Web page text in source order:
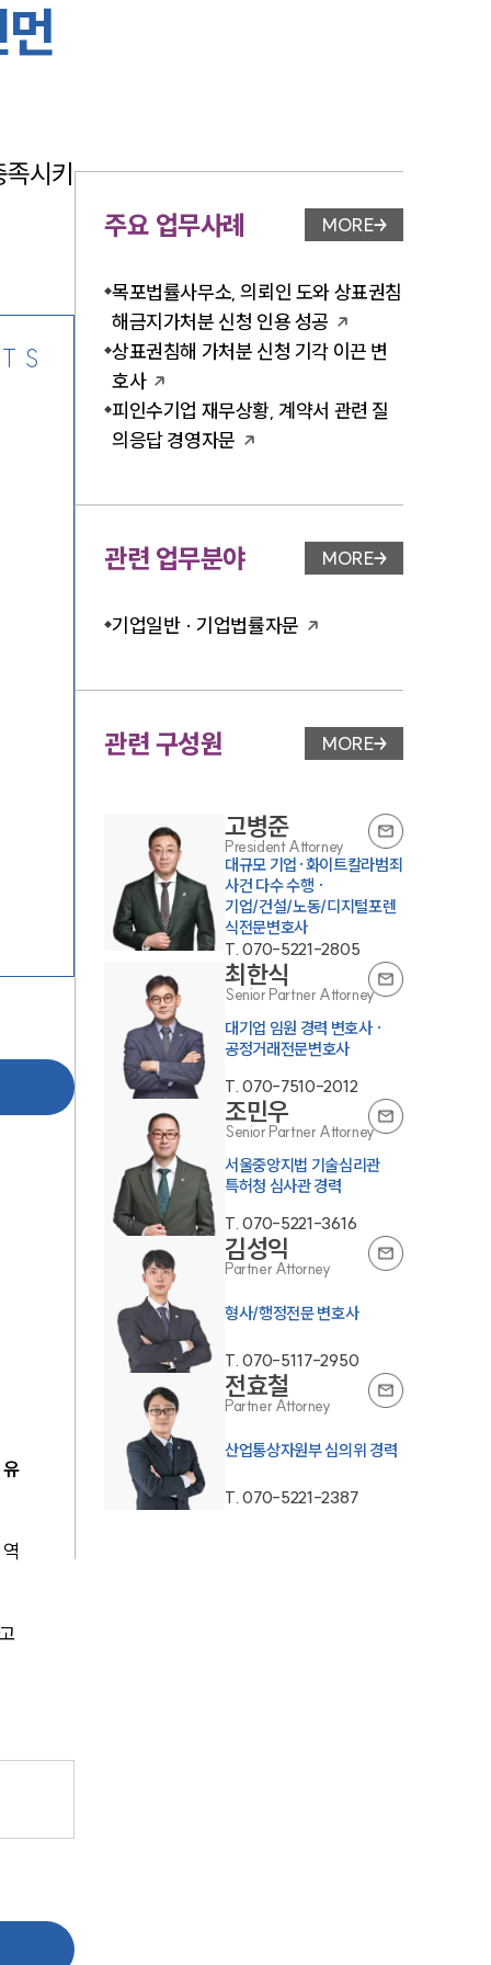
시키
주요 업무사례 업무사례 페이지 이
MORE
목포법률사무소, 의뢰인 도와 상표권침
해금지가처분 신청 인용 성공
상표권침해 가처분 신청 기각 이끈 변
호사
피인수기업 재무상황, 계약서 관련 질
의응답 경영자문
관련 업무분야 업무분야 페이지 이
MORE
기업일반 · 기업법률자문
관련 구성원 변호사 페이지 이동
MORE
고병준
President Attorney
대규모 기업·화이트칼라범죄
사건 다수 수행 ·
기업/건설/노동/디지털포렌
식전문변호사
T.070-5221-2805
최한식
Senior Partner Attorney
대기업 임원 경력 변호사 ·
공정거래전문변호사
T.070-7510-2012
조민우
Senior Partner Attorney
서울중앙지법 기술심리관
특허청 심사관 경력
T.070-5221-3616
김성익
Partner Attorney
형사/행정전문 변호사
T.070-5117-2950
전효철
Partner Attorney
산업통상자원부 심의위 경력
T.070-5221-2387